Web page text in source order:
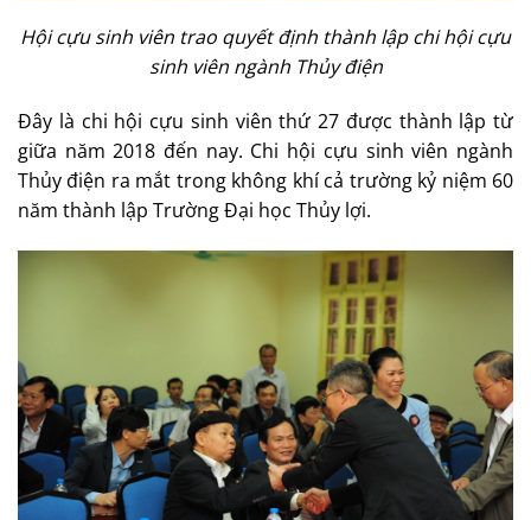
Hội cựu sinh viên trao quyết định thành lập chi hội cựu
sinh viên ngành Thủy điện
Đây là chi hội cựu sinh viên thứ 27 được thành lập từ
giữa năm 2018 đến nay. Chi hội cựu sinh viên ngành
Thủy điện ra mắt trong không khí cả trường kỷ niệm 60
năm thành lập Trường Đại học Thủy lợi.